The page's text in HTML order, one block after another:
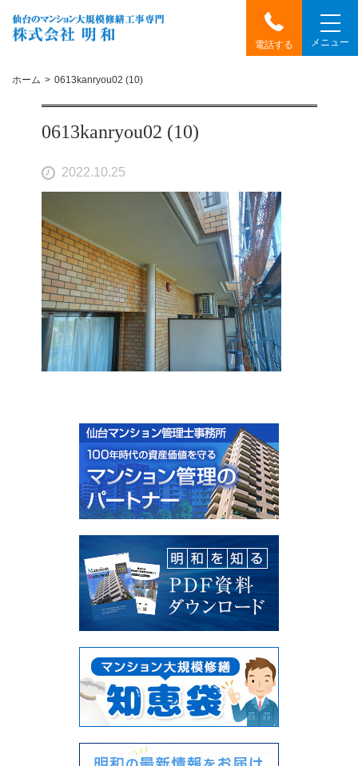
電話する メニュー
ホーム 0613kanryou02 (10)
0613kanryou02 (10)
2022.10.25